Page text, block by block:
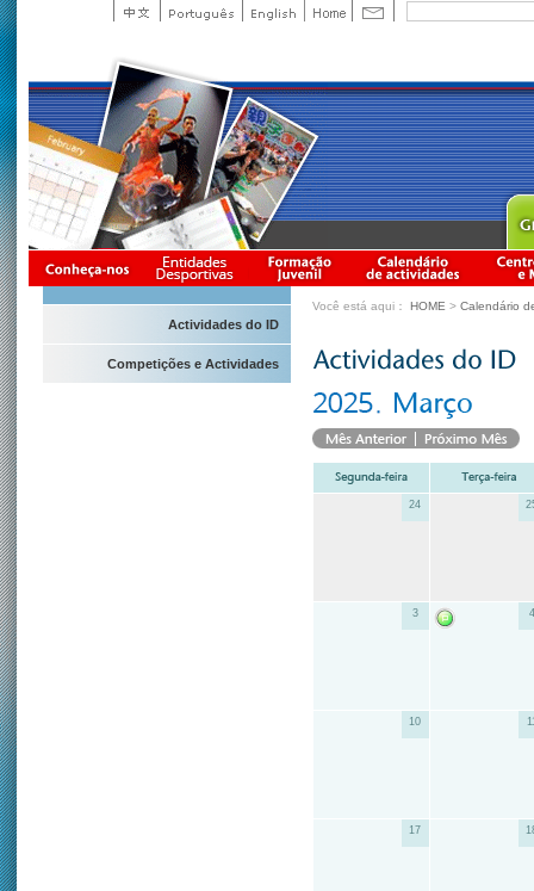
Actividades do ID
Competições e Actividades
Você está aqui： HOME > Calendário
24
3 4
10
17